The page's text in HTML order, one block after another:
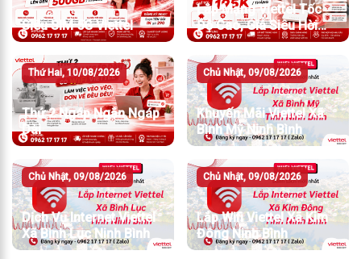
Siêu SIM 5G Viettel
Lắp Mạng Viettel Tốc
Độ Cao, Giá Siêu Hời
Chỉ Từ 195K/Tháng
Thứ Hai, 10/08/2026
Thứ 2 Ngáp Ngắn Ngáp
Dài
Chủ Nhật, 09/08/2026
Khuyến Mãi Viettel Xã
Bình Mỹ Ninh Bình
Chủ Nhật, 09/08/2026
Dịch Vụ Internet Viettel
Xã Bình Lục Ninh Bình
Chủ Nhật, 09/08/2026
Lắp Wifi Viettel Xã Kim
Đông Ninh Bình